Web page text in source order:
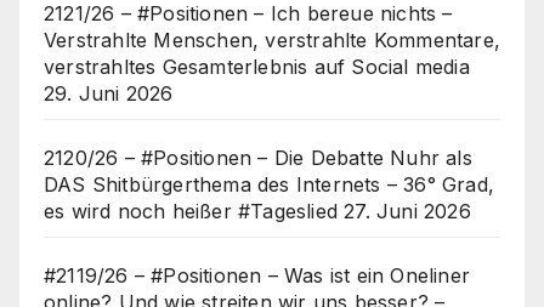
2121/26 – #Positionen – Ich bereue nichts –
Verstrahlte Menschen, verstrahlte Kommentare,
verstrahltes Gesamterlebnis auf Social media
29. Juni 2026
2120/26 – #Positionen – Die Debatte Nuhr als
DAS Shitbürgerthema des Internets – 36° Grad,
es wird noch heißer #Tageslied 27. Juni 2026
#2119/26 – #Positionen – Was ist ein Oneliner